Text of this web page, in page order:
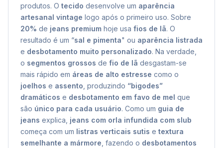
produtos. O tecido desenvolve um aparência
artesanal vintage logo após o primeiro uso. Sobre
20% de jeans premium hoje usa fios de lã. O
resultado é um “sal e pimenta" ou aparência listrada
e desbotamento muito personalizado. Na verdade,
o segmentos grossos de fio de lã desgastam-se
mais rápido em áreas de alto estresse como o
joelhos e assento , produzindo “bigodes”
dramáticos e desbotamento em favo de mel que
são único para cada usuário. Como um guia de
jeans explica, jeans com orla infundida com slub
começa com um listras verticais sutis e textura
semelhante a mármore , fazendo o desbotamentos